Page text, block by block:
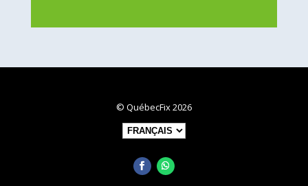
© QuébecFix 2026